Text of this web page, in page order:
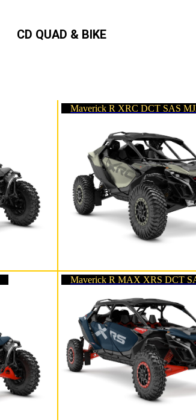
CD QUAD & BIKE
Maverick R XRC DCT SAS
Maverick R MAX XRS DCT